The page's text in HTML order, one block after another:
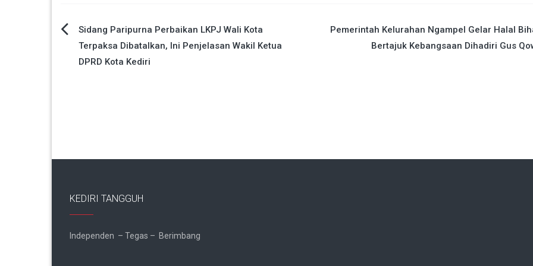
Navigasi
pos
Sidang Paripurna Perbaikan LKPJ Wali Kota
Terpaksa Dibatalkan, Ini Penjelasan Wakil Ketua
DPRD Kota Kediri
Pemerintah Kelurahan Ngampel Gelar Halal
Bertajuk Kebangsaan Dihadiri Gus
KEDIRI TANGGUH
Independen – Tegas – Berimbang